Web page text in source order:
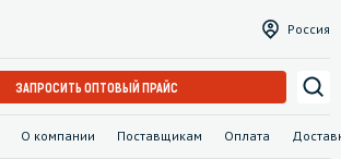
О компании Поставщикам Оплата
Россия
ЗАПРОСИТЬ ОПТОВЫЙ ПРАЙС